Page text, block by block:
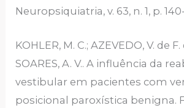
Neuropsiquiatria, v. 63, n. 1, p.
KOHLER, M. C.; AZEVEDO, V. de F.
SOARES, A. V.. A influência da
vestibular em pacientes com
posicional paroxística benigna.